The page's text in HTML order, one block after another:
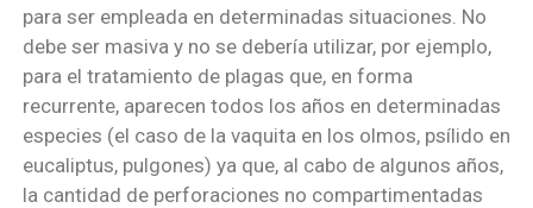
para ser empleada en determinadas situaciones. No
debe ser masiva y no se debería utilizar, por ejemplo,
para el tratamiento de plagas que, en forma
recurrente, aparecen todos los años en determinadas
especies (el caso de la vaquita en los olmos, psílido en
eucaliptus, pulgones) ya que, al cabo de algunos años,
la cantidad de perforaciones no compartimentadas